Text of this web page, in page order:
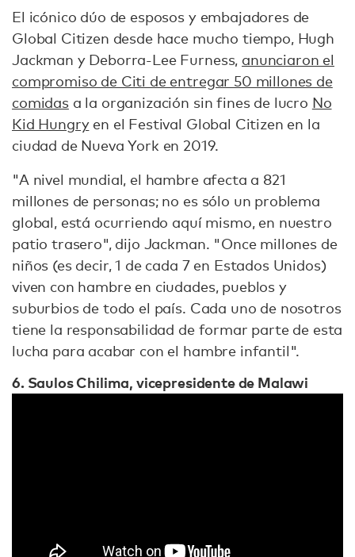
El icónico dúo de esposos y embajadores de
Global Citizen desde hace mucho tiempo, Hugh
Jackman y Deborra-Lee Furness, anunciaron el
compromiso de Citi de entregar 50 millones de
comidasa la organización sin fines de lucro No
Kid Hungryen el Festival Global Citizen en la
ciudad de Nueva York en 2019.
"A nivel mundial, el hambre afecta a 821
millones de personas; no es sólo un problema
global, está ocurriendo aquí mismo, en nuestro
patio trasero", dijo Jackman. "Once millones de
niños (es decir, 1 de cada 7 en Estados Unidos)
viven con hambre en ciudades, pueblos y
suburbios de todo el país. Cada uno de nosotros
tiene la responsabilidad de formar parte de esta
lucha para acabar con el hambre infantil".
6. Saulos Chilima, vicepresidente de Malawi